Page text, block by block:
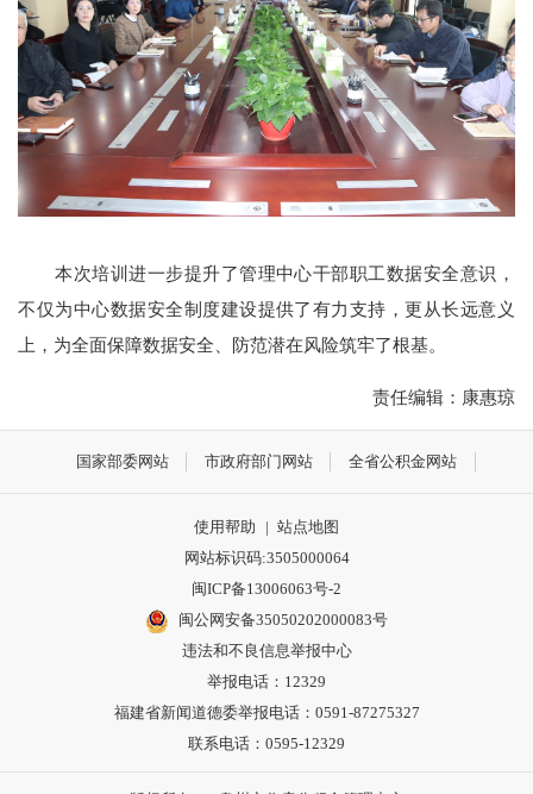
本次培训进一步提升了管理中心干部职工数据安全意识，
不仅为中心数据安全制度建设提供了有力支持，更从长远意义
上，为全面保障数据安全、防范潜在风险筑牢了根基。
责任编辑：康惠琼
国家部委网站 市政府部门网站 全省公积金网站
使用帮助 | 站点地图
网站标识码:3505000064
闽ICP备13006063号-2
闽公网安备35050202000083号
违法和不良信息举报中心
举报电话：12329
福建省新闻道德委举报电话：0591-87275327
联系电话：0595-12329